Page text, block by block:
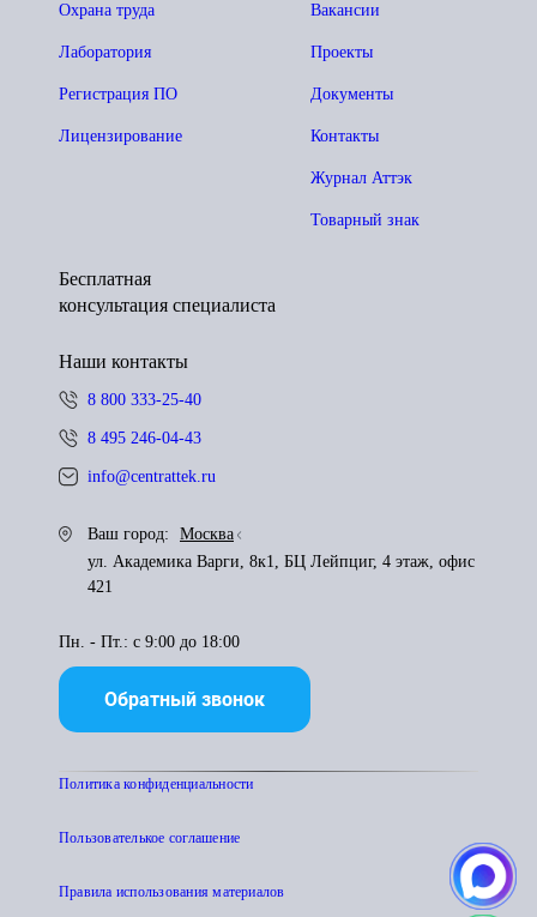
Вакансии
Проекты
Документы
Контакты
Журнал Аттэк
Товарный знак
Охрана труда
Лаборатория
Регистрация ПО
Лицензирование
Бесплатная
консультация специалиста
Наши контакты
8 800 333-25-40
8 495 246-04-43
info@centrattek.ru
Ваш город:
Москва
ул. Академика Варги, 8к1, БЦ Лейпциг, 4 этаж, офис
421
Пн. - Пт.: с 9:00 до 18:00
Обратный звонок
Политика конфиденциальности
Пользователькое соглашение
Правила использования материалов